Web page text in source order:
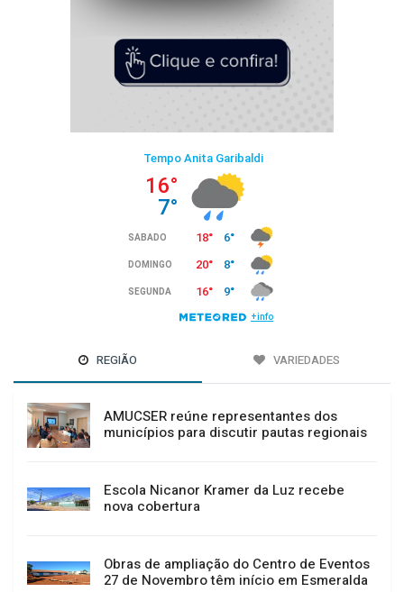
REGIÃO VARIEDADES
AMUCSER reúne representantes dos
municípios para discutir pautas regionais
Escola Nicanor Kramer da Luz recebe
nova cobertura
Obras de ampliação do Centro de Eventos
27 de Novembro têm início em Esmeralda